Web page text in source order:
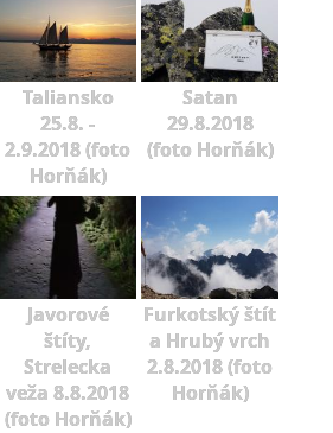
Taliansko
25.8. -
2.9.2018 (foto
Horňák)
Satan
29.8.2018
(foto Horňák)
Javorové
štíty,
Strelecka
veža 8.8.2018
(foto Horňák)
Furkotský štít
a Hrubý vrch
2.8.2018 (foto
Horňák)